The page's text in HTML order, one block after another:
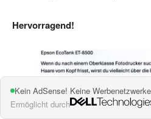
Hervorragend!
Kein AdSense! Keine
Ermöglicht durch